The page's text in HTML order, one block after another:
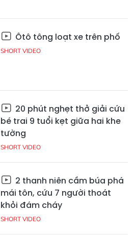
Ôtô tông loạt xe trên phố
SHORT VIDEO
20 phút nghẹt thở giải cứu
bé trai 9 tuổi kẹt giữa hai khe
tường
SHORT VIDEO
2 thanh niên cầm búa phá
mái tôn, cứu 7 người thoát
khỏi đám cháy
SHORT VIDEO